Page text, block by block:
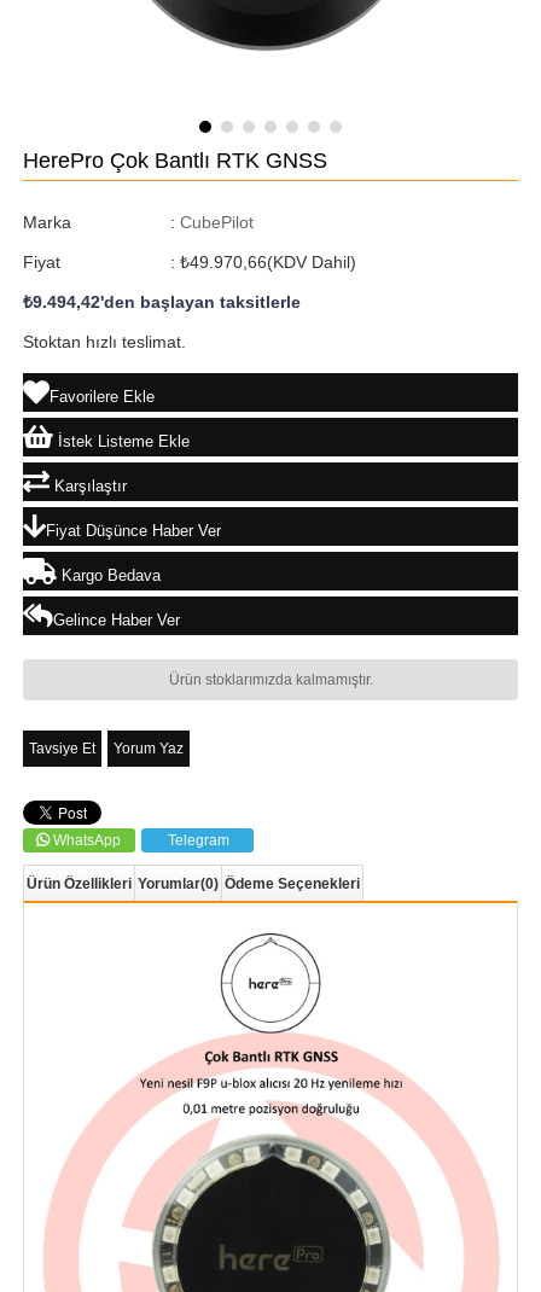
HerePro Çok Bantlı RTK GNSS
Marka : CubePilot
Fiyat : ₺49.970,66(KDV Dahil)
₺9.494,42'den başlayan taksitlerle
Stoktan hızlı teslimat.
Favorilere Ekle
İstek Listeme Ekle
Karşılaştır
Fiyat Düşünce Haber Ver
Kargo Bedava
Gelince Haber Ver
Ürün stoklarımızda kalmamıştır.
Tavsiye Et Yorum Yaz
WhatsApp Telegram
Ürün Özellikleri Yorumlar(0) Ödeme Seçenekleri